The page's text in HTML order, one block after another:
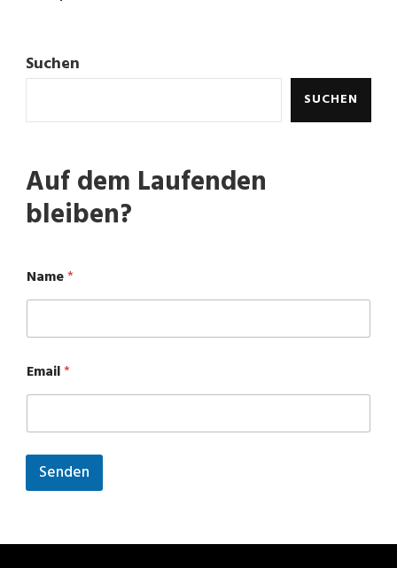
Suchen
SUCHEN
Auf dem Laufenden
bleiben?
Name*
a
m
E
a
l
Email*
Senden